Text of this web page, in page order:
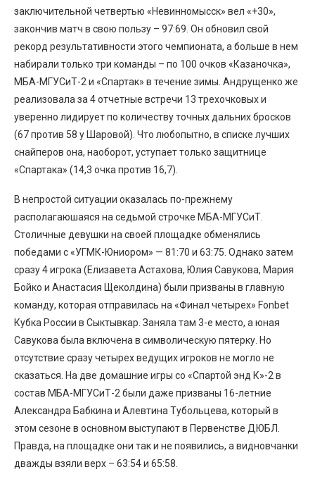
заключительной четвертью «Невинномысск» вел «+30»,
закончив матч в свою пользу – 97:69. Он обновил свой
рекорд результативности этого чемпионата, а больше в нем
набирали только три команды – по 100 очков «Казаночка»,
МБА-МГУСиТ-2 и «Спартак» в течение зимы. Андрущенко же
реализовала за 4 отчетные встречи 13 трехочковых и
уверенно лидирует по количеству точных дальних бросков
(67 против 58 у Шаровой). Что любопытно, в списке лучших
снайперов она, наоборот, уступает только защитнице
«Спартака» (14,3 очка против 16,7).
В непростой ситуации оказалась по-прежнему
располагаюшаяся на седьмой строчке МБА-МГУСиТ.
Столичные девушки на своей площадке обменялись
победами с «УГМК-Юниором» — 81:70 и 63:75. Однако затем
сразу 4 игрока (Елизавета Астахова, Юлия Савукова, Мария
Бойко и Анастасия Щеколдина) были призваны в главную
команду, которая отправилась на «Финал четырех» Fonbet
Кубка России в Сыктывкар. Заняла там 3-е место, а юная
Савукова была включена в символическую пятерку. Но
отсутствие сразу четырех ведущих игроков не могло не
сказаться. На две домашние игры со «Спартой энд К»-2 в
состав МБА-МГУСиТ-2 были даже призваны 16-летние
Александра Бабкина и Алевтина Тубольцева, который в
этом сезоне в основном выступают в Первенстве ДЮБЛ.
Правда, на площадке они так и не появились, а видновчанки
дважды взяли верх – 63:54 и 65:58.